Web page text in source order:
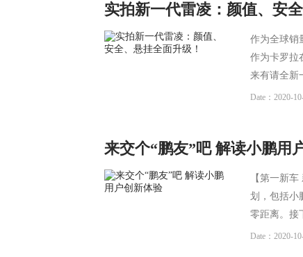
实拍新一代雷凌：颜值、安
作为全球销
作为卡罗拉
来有请全新
Date：2020-
来交个“鹏友”吧 解读小鹏用
【第一新
划，包括小
零距离。接
Date：2020-